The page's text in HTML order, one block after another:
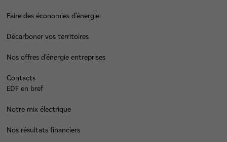
Faire des économies d’énergie
Décarboner vos territoires
Nos offres d’énergie entreprises
Contacts
EDF en bref
Notre mix électrique
Nos résultats financiers